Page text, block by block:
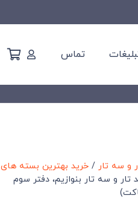
تماس
و سه تار/ خرید بهترین بسته های
و سه تار بنوازیم، دفتر سوم